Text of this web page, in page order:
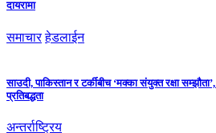
दायरामा
समाचार हेडलाईन
साउदी, पाकिस्तान र टर्कीबीच ‘मक्का संयुक्त रक्षा
प्रतिबद्धता
अन्तर्राष्ट्रिय